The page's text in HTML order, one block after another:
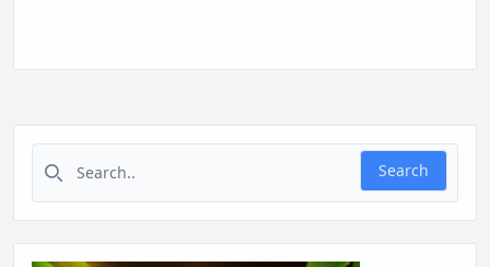
Search for:
Search